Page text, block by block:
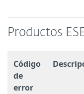
Productos
Código
de
error